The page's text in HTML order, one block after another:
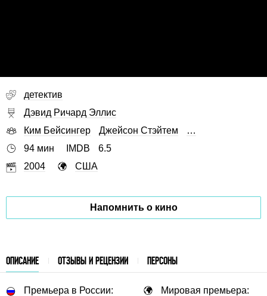
детектив
Дэвид Ричард Эллис
Ким Бейсингер
Джейсон Стэйтем
…
94 мин
IMDB
6.5
2004
США
Напомнить о кино
ОПИСАНИЕ ОТЗЫВЫ И РЕЦЕНЗИИ ПЕРСОНЫ
Премьера в России:
Мировая премьера: